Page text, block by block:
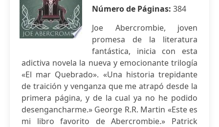
Número de Páginas: 384
Joe Abercrombie, joven
promesa de la literatura
fantástica, inicia con esta
adictiva novela la nueva y emocionante trilogía
«El mar Quebrado». «Una historia trepidante
de traición y venganza que me atrapó desde la
primera página, y de la cual ya no he podido
desengancharme.» George R.R. Martin «Este es
mi libro favorito de Abercrombie.» Patrick